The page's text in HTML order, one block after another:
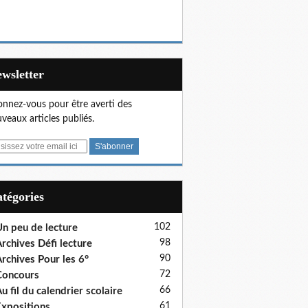
vous pour être averti des
articles publiés.
peu de lecture 102
Défi lecture 98
Pour les 6° 90
72
fil du calendrier scolaire 66
61